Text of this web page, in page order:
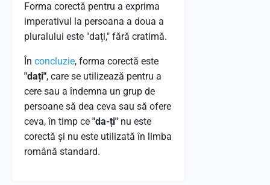
Forma corectă pentru a exprima
imperativul la persoana a doua a
pluralului este "dați," fără cratimă.
În concluzie, forma corectă este
"dați", care se utilizează pentru a
cere sau a îndemna un grup de
persoane să dea ceva sau să ofere
ceva, în timp ce "da-ți" nu este
corectă și nu este utilizată în limba
română standard.